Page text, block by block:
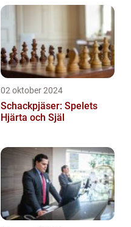
02 oktober 2024
Schackpjäser: Spelets
Hjärta och Själ